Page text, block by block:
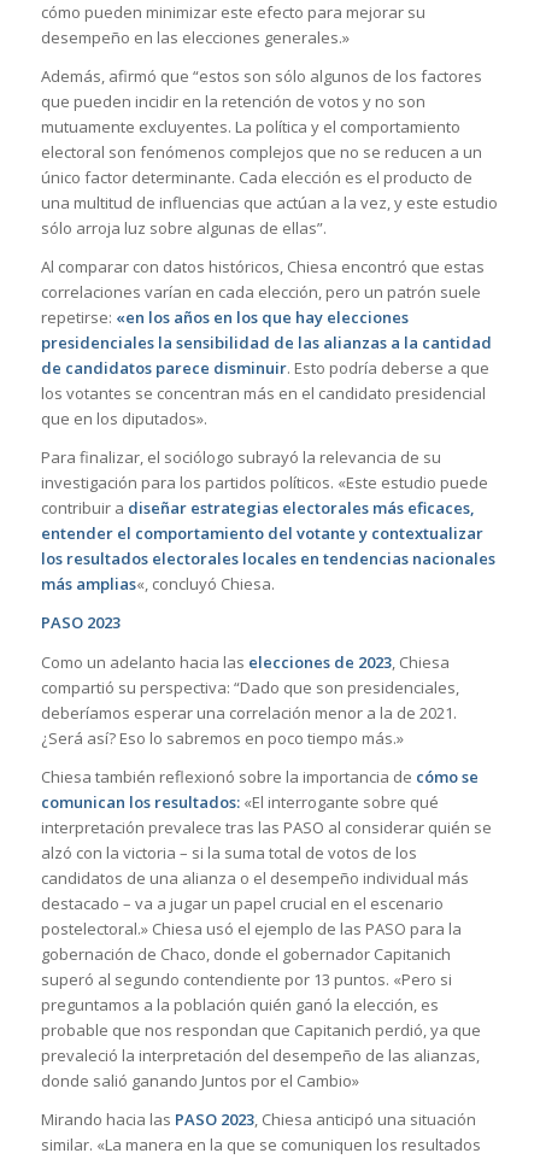
cómo pueden minimizar este efecto para mejorar su
desempeño en las elecciones generales.»
Además, afirmó que “estos son sólo algunos de los factores
que pueden incidir en la retención de votos y no son
mutuamente excluyentes. La política y el comportamiento
electoral son fenómenos complejos que no se reducen a un
único factor determinante. Cada elección es el producto de
una multitud de influencias que actúan a la vez, y este estudio
sólo arroja luz sobre algunas de ellas”.
Al comparar con datos históricos, Chiesa encontró que estas
correlaciones varían en cada elección, pero un patrón suele
repetirse: «en los años en los que hay elecciones
presidenciales la sensibilidad de las alianzas a la cantidad
de candidatos parece disminuir. Esto podría deberse a que
los votantes se concentran más en el candidato presidencial
que en los diputados».
Para finalizar, el sociólogo subrayó la relevancia de su
investigación para los partidos políticos. «Este estudio puede
contribuir a diseñar estrategias electorales más eficaces,
entender el comportamiento del votante y contextualizar
los resultados electorales locales en tendencias nacionales
más amplias«, concluyó Chiesa.
PASO 2023
Como un adelanto hacia las elecciones de 2023, Chiesa
compartió su perspectiva: “Dado que son presidenciales,
deberíamos esperar una correlación menor a la de 2021.
¿Será así? Eso lo sabremos en poco tiempo más.»
Chiesa también reflexionó sobre la importancia de cómo se
comunican los resultados: «El interrogante sobre qué
interpretación prevalece tras las PASO al considerar quién se
alzó con la victoria – si la suma total de votos de los
candidatos de una alianza o el desempeño individual más
destacado – va a jugar un papel crucial en el escenario
postelectoral.» Chiesa usó el ejemplo de las PASO para la
gobernación de Chaco, donde el gobernador Capitanich
superó al segundo contendiente por 13 puntos. «Pero si
preguntamos a la población quién ganó la elección, es
probable que nos respondan que Capitanich perdió, ya que
prevaleció la interpretación del desempeño de las alianzas,
donde salió ganando Juntos por el Cambio»
Mirando hacia las PASO 2023, Chiesa anticipó una situación
similar. «La manera en la que se comuniquen los resultados